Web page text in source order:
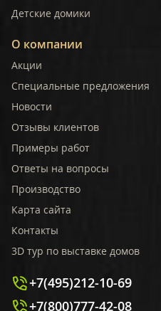
Детские домики
О компании
Акции
Специальные предложения
Новости
Отзывы клиентов
Примеры работ
Ответы на вопросы
Производство
Карта сайта
Контакты
3D тур по выставке домов
+7(495)212-10-69
+7(800)777-42-08